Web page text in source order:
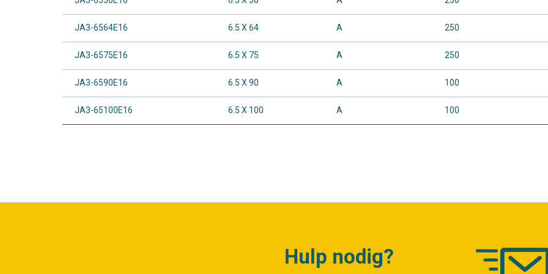
JA3-6564E16 6.5 X 64 A 250
JA3-6575E16 6.5 X 75 A 250
JA3-6590E16 6.5 X 90 A 100
JA3-65100E16 6.5 X 100 A 100
Hulp nodig?